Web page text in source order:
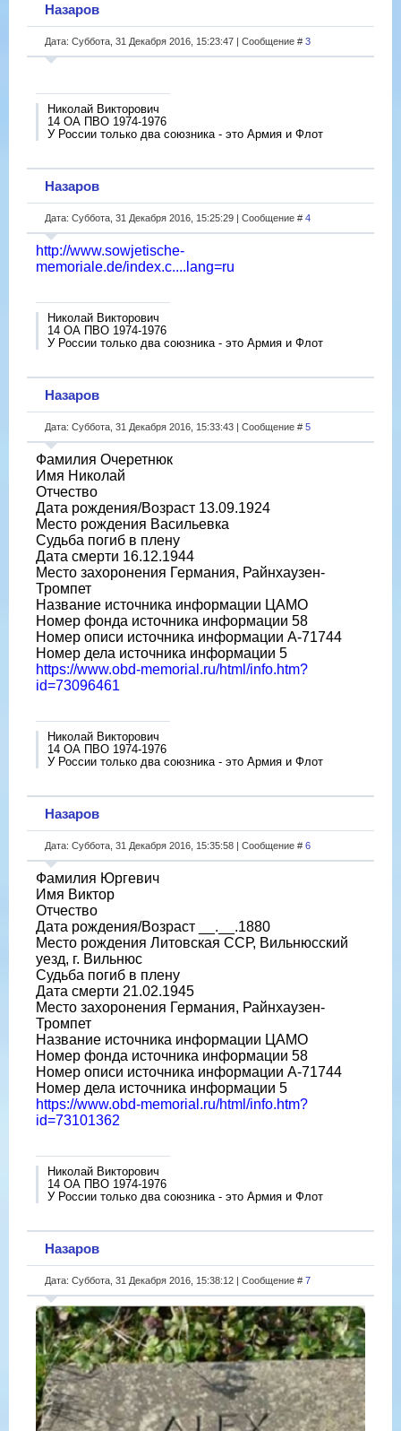
Назаров
Дата: Суббота, 31 Декабря 2016, 15:23:47 | Сообщение # 3
Николай Викторович
14 ОА ПВО 1974-1976
У России только два союзника - это Армия и Флот
Назаров
Дата: Суббота, 31 Декабря 2016, 15:25:29 | Сообщение # 4
http://www.sowjetische-
memoriale.de/index.c....lang=ru
Николай Викторович
14 ОА ПВО 1974-1976
У России только два союзника - это Армия и Флот
Назаров
Дата: Суббота, 31 Декабря 2016, 15:33:43 | Сообщение # 5
Фамилия Очеретнюк
Имя Николай
Отчество
Дата рождения/Возраст 13.09.1924
Место рождения Васильевка
Судьба погиб в плену
Дата смерти 16.12.1944
Место захоронения Германия, Райнхаузен-
Тромпет
Название источника информации ЦАМО
Номер фонда источника информации 58
Номер описи источника информации A-71744
Номер дела источника информации 5
https://www.obd-memorial.ru/html/info.htm?
id=73096461
Николай Викторович
14 ОА ПВО 1974-1976
У России только два союзника - это Армия и Флот
Назаров
Дата: Суббота, 31 Декабря 2016, 15:35:58 | Сообщение # 6
Фамилия Юргевич
Имя Виктор
Отчество
Дата рождения/Возраст __.__.1880
Место рождения Литовская ССР, Вильнюсский
уезд, г. Вильнюс
Судьба погиб в плену
Дата смерти 21.02.1945
Место захоронения Германия, Райнхаузен-
Тромпет
Название источника информации ЦАМО
Номер фонда источника информации 58
Номер описи источника информации A-71744
Номер дела источника информации 5
https://www.obd-memorial.ru/html/info.htm?
id=73101362
Николай Викторович
14 ОА ПВО 1974-1976
У России только два союзника - это Армия и Флот
Назаров
Дата: Суббота, 31 Декабря 2016, 15:38:12 | Сообщение # 7